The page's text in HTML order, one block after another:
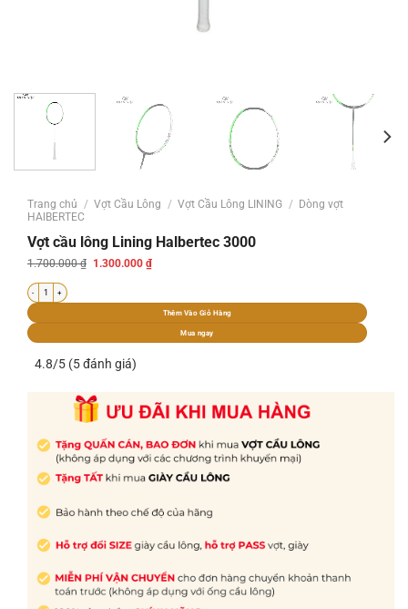
Trang chủ / Vợt Cầu Lông / Vợt Cầu Lông LINING /
Dòng vợt
HAlBERTEC
Vợt cầu lông Lining Halbertec 3000
1.700.000₫ Giá
1.300.000 ₫Giá
hiện
1.300.000 ₫.
Vợt cầu lông Lining Halbertec 3000 số lượng
Thêm Vào Giỏ Hàng
Mua ngay
4.8/5 (5 đánh giá)